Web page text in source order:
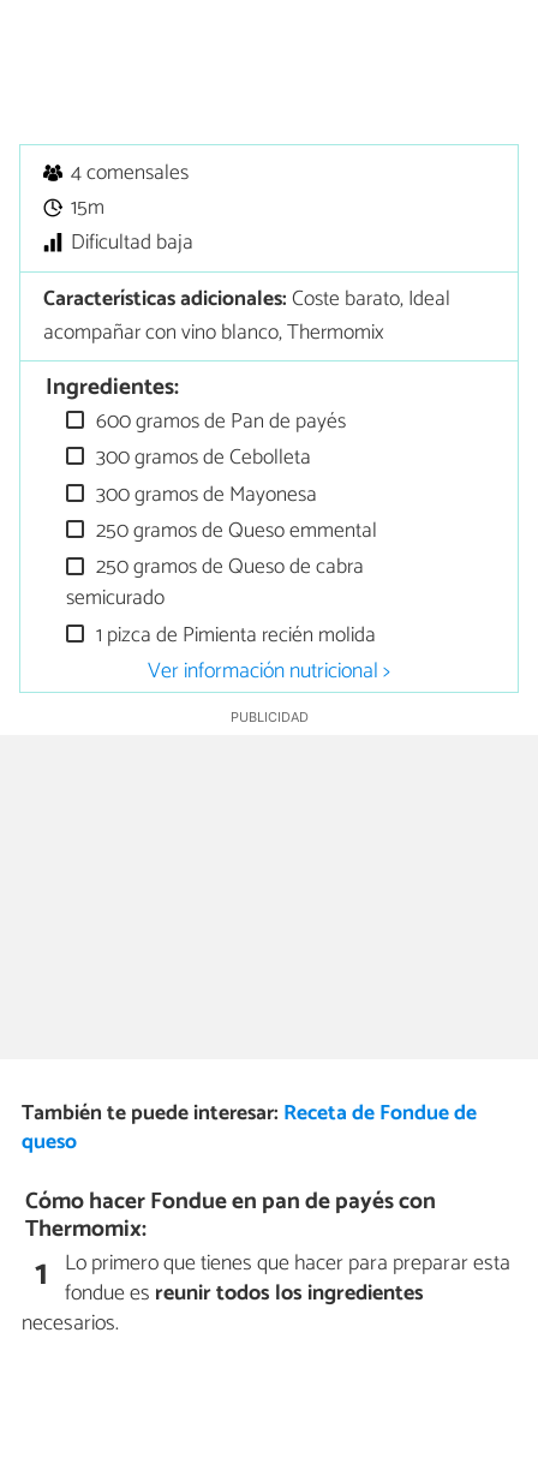
4 comensales
15m
Dificultad baja
Características adicionales:Coste barato, Ideal
acompañar con vino blanco, Thermomix
Ingredientes:
600 gramos de Pan de payés
300 gramos de Cebolleta
300 gramos de Mayonesa
250 gramos de Queso emmental
250 gramos de Queso de cabra
semicurado
1 pizca de Pimienta recién molida
Ver información nutricional >
También te puede interesar: Receta de Fondue de
queso
Cómo hacer Fondue en pan de payés con
Thermomix:
1 Lo primero que tienes que hacer para preparar esta
fondue es reunir todos los ingredientes
necesarios.